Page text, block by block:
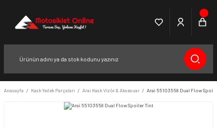
Anasayfa Kask Yedek Parçaları Arai Kask Vizör & Aksesuar Arai 55103558 Dual Flow